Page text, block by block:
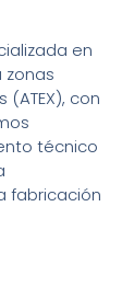
en
con
técnico
fabricación